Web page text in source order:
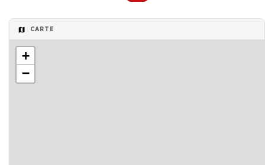
CARTE
+
−